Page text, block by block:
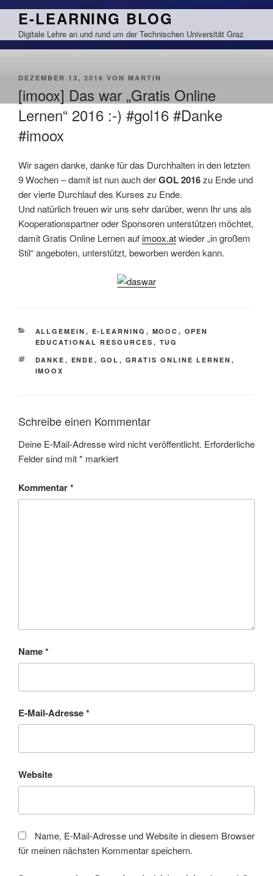
Zum
springen
E-LEARNING BLOG
Digitale Lehre an und rund um der Technischen Universität Graz
VERÖFFENTLICHT
DEZEMBER 13, 2016 VON MARTIN
[imoox] Das war „Gratis Online
Lernen“ 2016 :-) #gol16 #Danke
#imoox
Wir sagen danke, danke für das Durchhalten in den letzten
9 Wochen – damit ist nun auch derGOL 2016zu Ende und
der vierte Durchlauf des Kurses zu Ende.
Und natürlich freuen wir uns sehr darüber, wenn Ihr uns als
Kooperationspartner oder Sponsoren unterstützen möchtet,
damit Gratis Online Lernen aufimoox.atwieder „in großem
Stil“ angeboten, unterstützt, beworben werden kann.
KATEGORIEN
ALLGEMEIN , E-LEARNING , MOOC , OPEN
EDUCATIONAL RESOURCES , TUG
SCHLAGWÖRTER
DANKE , ENDE , GOL , GRATIS ONLINE LERNEN ,
IMOOX
Schreibe einen Kommentar
Deine E-Mail-Adresse wird nicht veröffentlicht. Erforderliche
Felder sind mit* markiert
Kommentar*
Name*
E-Mail-Adresse*
Website
Name, E-Mail-Adresse und Website in diesem Browser
für meinen nächsten Kommentar speichern.